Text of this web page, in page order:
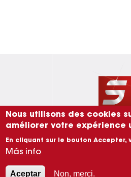
Menu Pied de
Nous utilisons des cookies
améliorer votre expérience
En cliquant sur le bouton Accepter,
Más info
Aceptar Non, merci.